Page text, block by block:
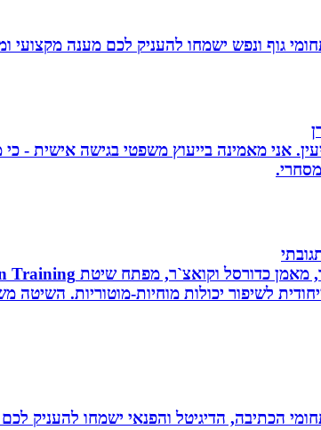
גוף ונפש ישמחו להעניק לכם מענה מקצועי
אני מאמינה בייעוץ משפטי בגישה אישית -
הכתיבה, הדיגיטל והפנאי ישמחו להעניק לכם